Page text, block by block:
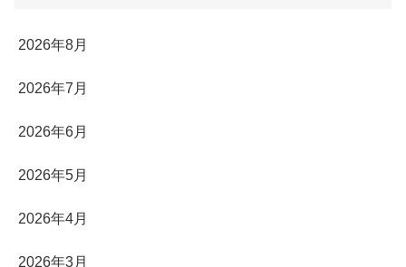
2026年8月
2026年7月
2026年6月
2026年5月
2026年4月
2026年3月